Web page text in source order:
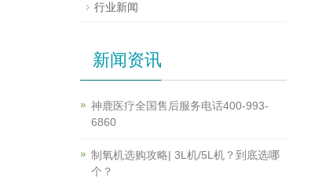
行业新闻
新闻资讯
神鹿医疗全国售后服务电话400-993-
6860
制氧机选购攻略| 3L机/5L机？到底选哪
个？